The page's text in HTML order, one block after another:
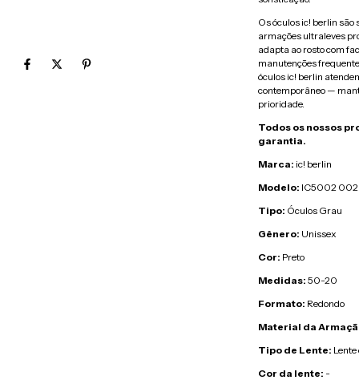
Os óculos ic! berlin são
armações ultraleves
adapta ao rosto com
manutenções
óculos ic! berlin
contemporâneo —
prioridade.
Todos os nossos
garantia.
Marca: ic! berlin
Modelo: IC5002 002
Tipo: Óculos Grau
Gênero: Unissex
Cor: Preto
Medidas: 50-20
Formato: Redondo
Material da
Tipo de Lente:
Cor da lente: -